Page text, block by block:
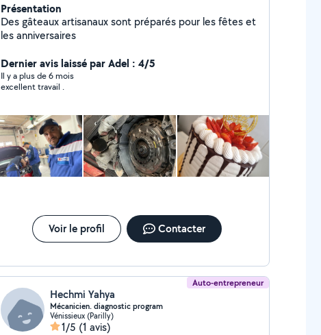
Présentation
Des gâteaux artisanaux sont préparés pour les fêtes et
les anniversaires
Dernier avis laissé par Adel : 4/5
Il y a plus de 6 mois
excellent travail .
Voir le profil Contacter
Auto-entrepreneur
Hechmi Yahya
Mécanicien. diagnostic program
Vénissieux (Parilly)
1/5 (1 avis)